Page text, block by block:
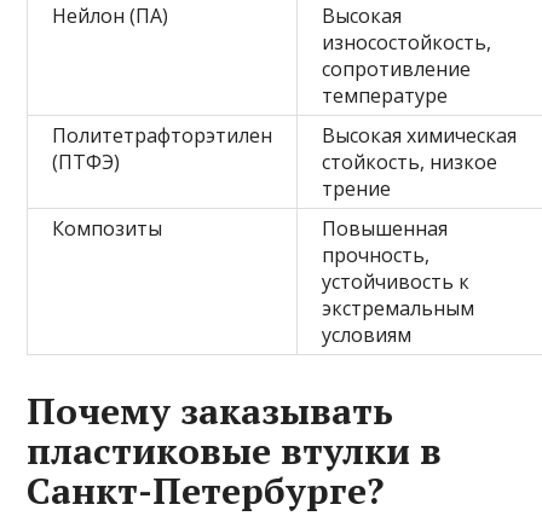
Нейлон (ПА)
Высокая
износостойкость,
сопротивление
температуре
Политетрафторэтилен
(ПТФЭ)
Высокая химическая
стойкость, низкое
трение
Композиты
Повышенная
прочность,
устойчивость к
экстремальным
условиям
Почему заказывать
пластиковые втулки в
Санкт-Петербурге?